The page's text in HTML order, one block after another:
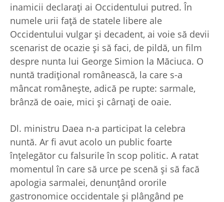
inamicii declaraţi ai Occidentului putred. În
numele urii faţă de statele libere ale
Occidentului vulgar şi decadent, ai voie să devii
scenarist de ocazie şi să faci, de pildă, un film
despre nunta lui George Simion la Măciuca. O
nuntă tradiţional românească, la care s-a
mâncat româneşte, adică pe rupte: sarmale,
brânză de oaie, mici şi cârnaţi de oaie.
Dl. ministru Daea n-a participat la celebra
nuntă. Ar fi avut acolo un public foarte
înţelegător cu falsurile în scop politic. A ratat
momentul în care să urce pe scenă şi să facă
apologia sarmalei, denunţând ororile
gastronomice occidentale şi plângând pe